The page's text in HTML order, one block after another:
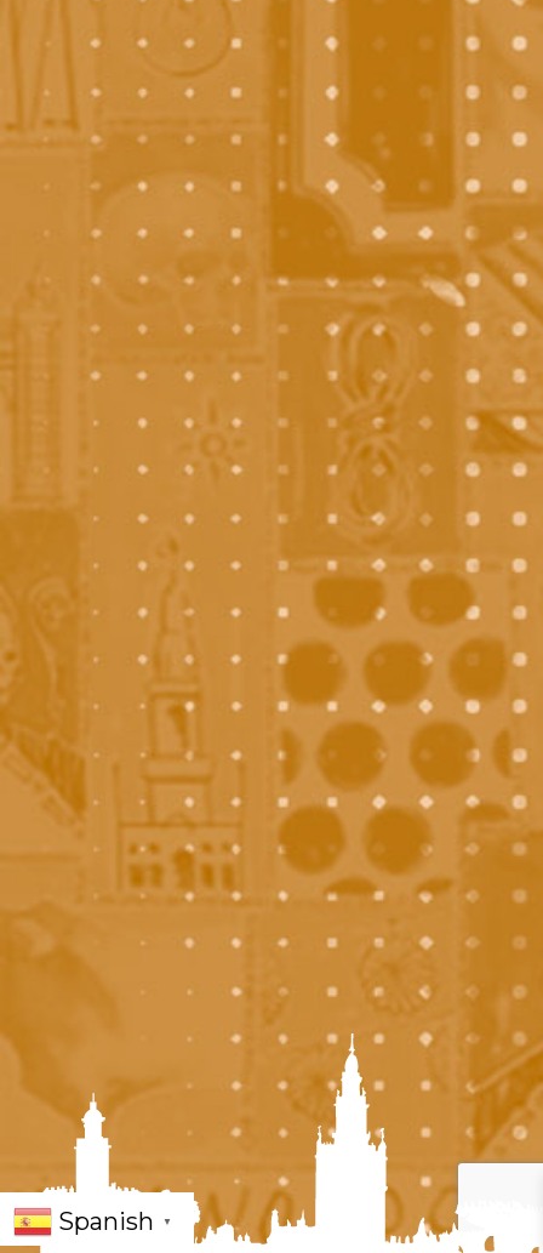
Spanish ▼